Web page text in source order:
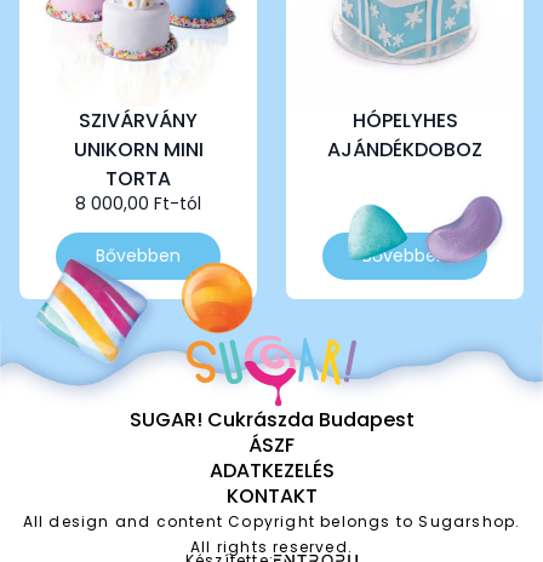
termékoldalon
választhatók
termékoldalon
választhatók
SZIVÁRVÁNY
UNIKORN MINI
TORTA
8 000,00 Ft-tól
Bővebben
Ennek
a
terméknek
több
variációja
A
változatok
ki
HÓPELYHES
AJÁNDÉKDOBOZ
Bővebben
Ennek
a
terméknek
variációja
van.
változatok
termékoldalon
ki
SUGAR! Cukrászda Budapest
ÁSZF
ADATKEZELÉS
KONTAKT
All design and content Copyright belongs to Sugarshop.
All rights reserved.